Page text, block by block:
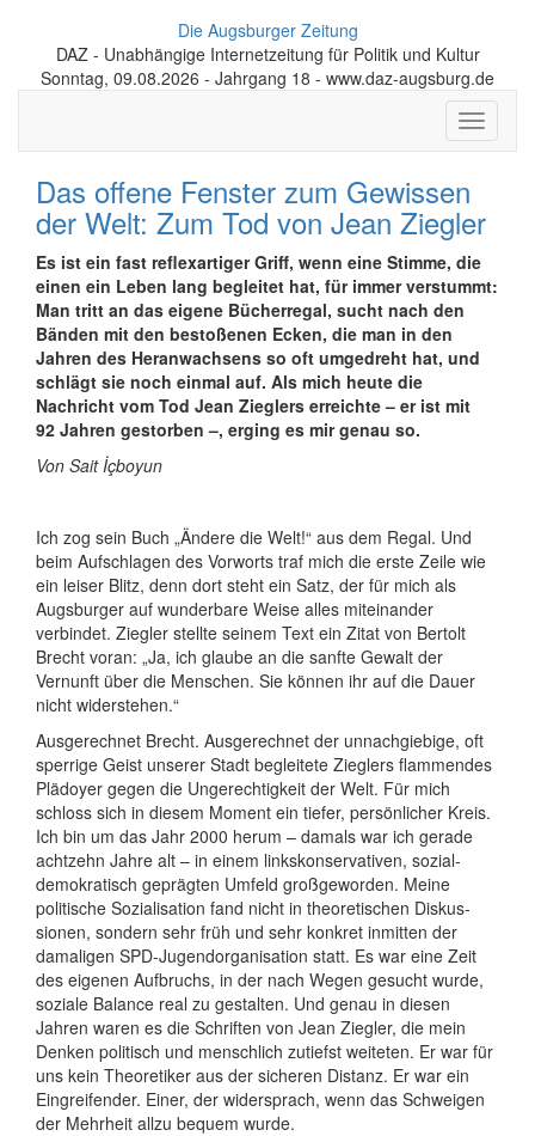
Die Augsburger Zeitung
DAZ - Unabhängige Internetzeitung für Politik und Kultur
Sonntag, 09.08.2026 - Jahrgang 18 - www.daz-augsburg.de
Toggle
Das offene Fenster zum Gewissen
der Welt: Zum Tod von Jean Ziegler
Es ist ein fast reflexartiger Griff, wenn eine Stimme, die
einen ein Leben lang begleitet hat, für immer verstummt:
Man tritt an das eigene Bücherregal, sucht nach den
Bänden mit den bestoßenen Ecken, die man in den
Jahren des Heran­wachsens so oft umgedreht hat, und
schlägt sie noch einmal auf. Als mich heute die
Nachricht vom Tod Jean Zieglers erreichte – er ist mit
92 Jahren gestorben –, erging es mir genau so.
Von Sait İçboyun
Ich zog sein Buch „Ändere die Welt!“ aus dem Regal. Und
beim Aufschlagen des Vorworts traf mich die erste Zeile wie
ein leiser Blitz, denn dort steht ein Satz, der für mich als
Augsburger auf wunderbare Weise alles miteinander
verbindet. Ziegler stellte seinem Text ein Zitat von Bertolt
Brecht voran: „Ja, ich glaube an die sanfte Gewalt der
Vernunft über die Menschen. Sie können ihr auf die Dauer
nicht widerstehen.“
Ausgerechnet Brecht. Ausgerechnet der unnach­giebige, oft
sperrige Geist unserer Stadt begleitete Zieglers flammendes
Plädoyer gegen die Unge­rechtig­keit der Welt. Für mich
schloss sich in diesem Moment ein tiefer, persön­licher Kreis.
Ich bin um das Jahr 2000 herum – damals war ich gerade
achtzehn Jahre alt – in einem links­konser­va­tiven, sozial­
demo­kratisch geprägten Umfeld großgeworden. Meine
politische Soziali­sation fand nicht in theo­retischen Dis­kus­
sionen, sondern sehr früh und sehr konkret inmitten der
damaligen SPD-Jugend­organi­sation statt. Es war eine Zeit
des eigenen Aufbruchs, in der nach Wegen gesucht wurde,
soziale Balance real zu gestalten. Und genau in diesen
Jahren waren es die Schriften von Jean Ziegler, die mein
Denken politisch und menschlich zutiefst weiteten. Er war für
uns kein Theoretiker aus der sicheren Distanz. Er war ein
Ein­greifender. Einer, der widersprach, wenn das Schweigen
der Mehrheit allzu bequem wurde.